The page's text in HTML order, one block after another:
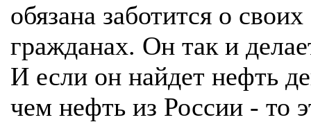
обязана заботится о своих
гражданах. Он так и
И если он найдет нефть
чем нефть из России - то